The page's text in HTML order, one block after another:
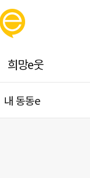
희망e웃
내 동동e